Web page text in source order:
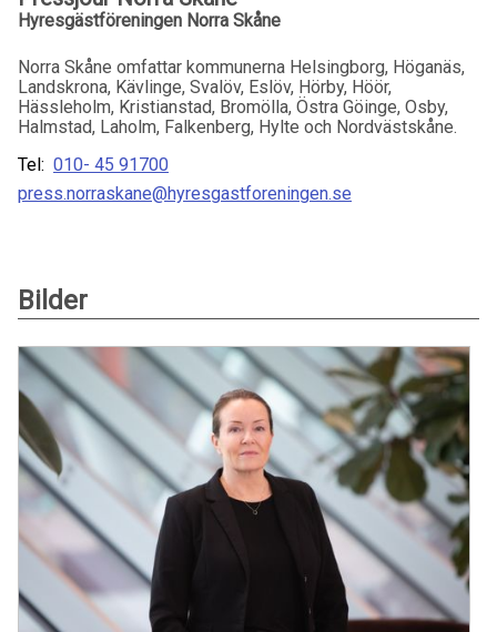
Hyresgästföreningen Norra Skåne
Norra Skåne omfattar kommunerna Helsingborg, Höganäs,
Landskrona, Kävlinge, Svalöv, Eslöv, Hörby, Höör,
Hässleholm, Kristianstad, Bromölla, Östra Göinge, Osby,
Halmstad, Laholm, Falkenberg, Hylte och Nordvästskåne.
Tel: 010- 45 91700
press.norraskane@hyresgastforeningen.se
Bilder